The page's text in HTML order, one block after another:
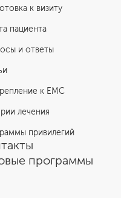
к визиту
пациента
и ответы
к EMC
лечения
привилегий
программы